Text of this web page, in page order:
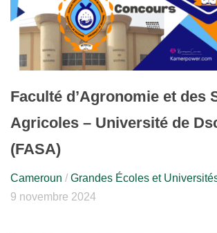
Faculté d’Agronomie et des
Agricoles – Université de
(FASA)
Cameroun / Grandes Écoles et
9 novembre 2024